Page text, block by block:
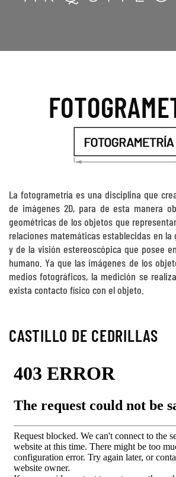
La fotogrametría es una disciplina que
de imágenes 2D, para de esta manera
geométricas de los objetos que
relaciones matemáticas establecidas en la
y de la visión estereoscópica que posee
humano. Ya que las imágenes de los
medios fotográficos, la medición se
exista contacto físico con el objeto.
CASTILLO DE CEDRILLAS